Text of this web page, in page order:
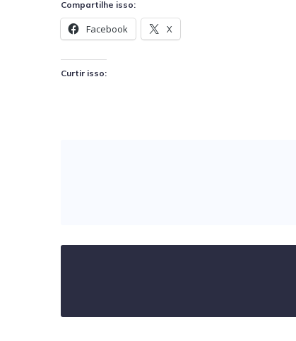
Compartilhe isso:
Facebook X
Curtir isso: